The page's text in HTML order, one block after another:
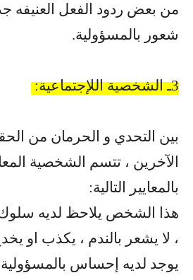
من بعض ردود الفعل العنيفه
شعور بالمسؤولية.
3ـ الشخصية اللإجتماعية:
بين التحدي و الحرمان من
الآخرين ، تتسم الشخصية
بالمعايير التالية:
هذا الشخص يلاحظ لديه
، لا يشعر بالندم ، يكذب او
يوجد لديه إحساس بالمسؤولية